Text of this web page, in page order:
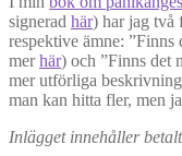
signerad här) har jag två
respektive ämne: ”Finns
merhär) och ”Finns det
mer utförliga
man kan hitta fler, men
Inlägget innehåller